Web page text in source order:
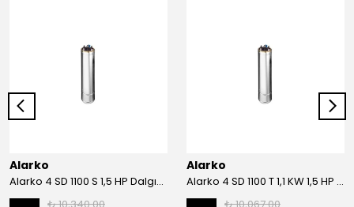
Alarko
Alarko 4 SD 1100 S 1,5 HP Dalgıç Motor
Alarko
Alarko 4 SD 1100 T 1,1 KW 1,5 HP Dalgıç Motor